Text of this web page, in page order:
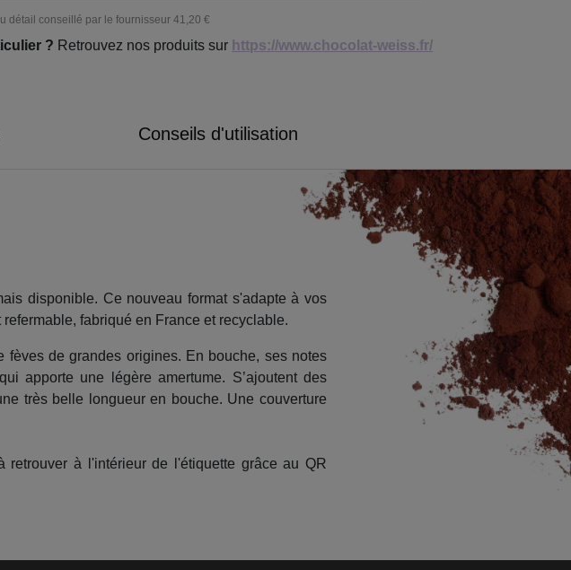
détail conseillé par le fournisseur 41,20 €
? Retrouvez nos produits sur https://www.chocolat-weiss.fr/
Conseils d'utilisation
disponible. Ce nouveau format s'adapte à vos
fabriqué en France et recyclable.
fèves de grandes origines. En bouche, ses notes
apporte une légère amertume. S’ajoutent des
très belle longueur en bouche. Une couverture
retrouver à l'intérieur de l'étiquette grâce au QR